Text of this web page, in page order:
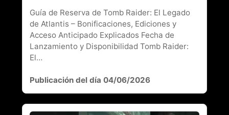
Guía de Reserva de Tomb Raider: El Legado
de Atlantis – Bonificaciones, Ediciones y
Acceso Anticipado Explicados Fecha de
Lanzamiento y Disponibilidad Tomb Raider:
El…
Publicación del día 04/06/2026